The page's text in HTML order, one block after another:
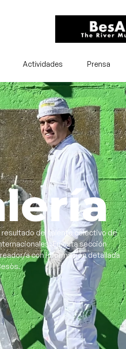
Actividades Prensa
del talento colectivo de
En esta sección
a con información detallada